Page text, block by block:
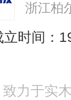
浙江柏
立时间：
力于实